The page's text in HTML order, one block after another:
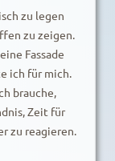
zu legen
zu zeigen.
Fassade
ich für mich.
brauche,
Zeit für
zu reagieren.